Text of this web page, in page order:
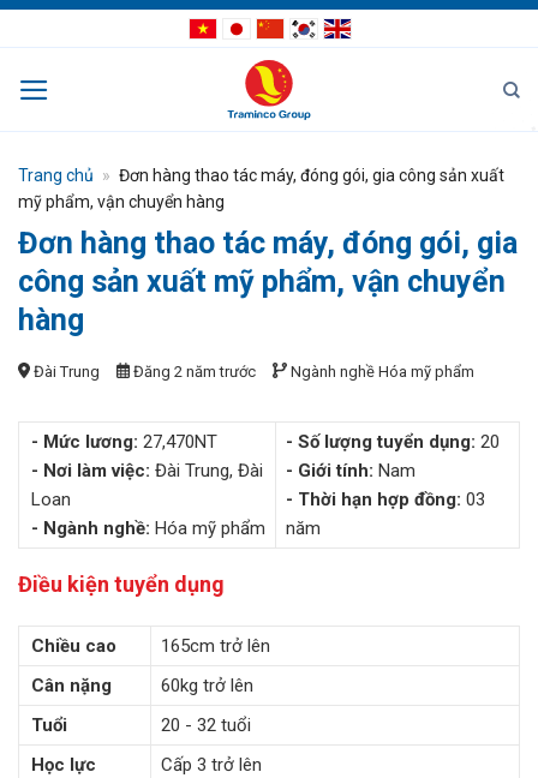
Bỏ
qua
dung
Trang chủ » Đơn hàng thao tác máy, đóng gói, gia công sản xuất
mỹ phẩm, vận chuyển hàng
Đơn hàng thao tác máy, đóng gói, gia
công sản xuất mỹ phẩm, vận chuyển
hàng
Đài Trung Đăng 2 năm trước Ngành nghề Hóa mỹ phẩm
- Mức lương: 27,470NT
- Nơi làm việc: Đài Trung, Đài
Loan
- Ngành nghề: Hóa mỹ phẩm
- Số lượng tuyển dụng: 20
- Giới tính: Nam
- Thời hạn hợp đồng: 03
năm
Điều kiện tuyển dụng
Chiều cao
165cm trở lên
Cân nặng
60kg trở lên
Tuổi
20 - 32 tuổi
Học lực
Cấp 3 trở lên